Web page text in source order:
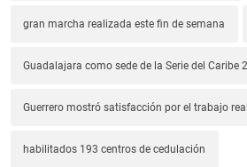
gran marcha realizada este fin de semana
Guadalajara como sede de la Serie del Caribe
Guerrero mostró satisfacción por el trabajo
habilitados 193 centros de cedulación